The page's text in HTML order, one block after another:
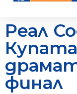
Реал
финал